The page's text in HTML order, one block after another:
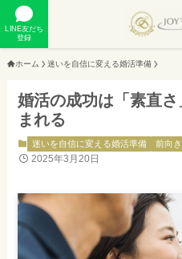
LINE友だち
登録
ホーム 迷いを自信に変える婚活準備
婚活の成功は「素直
まれる
迷いを自信に変える婚活準備 前向
2025年3月20日